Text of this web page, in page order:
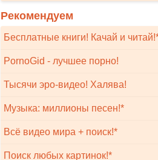
Рекомендуем
Бесплатные книги! Качай и
PornoGid - лучшее порно!
Тысячи эро-видео! Халява!
Музыка: миллионы песен!*
Всё видео мира + поиск!*
Поиск любых картинок!*